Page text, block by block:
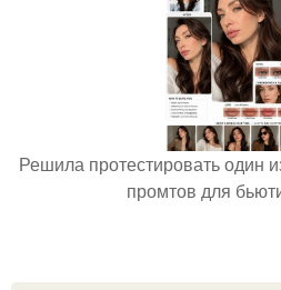
Решила протестировать один
промтов для